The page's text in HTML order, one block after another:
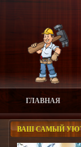
ГЛАВНАЯ
ВАШ САМЫЙ